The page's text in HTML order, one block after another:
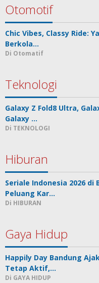
Otomotif
Chic Vibes, Classy Ride:
Berkola…
Di Otomatif
Teknologi
Galaxy Z Fold8 Ultra,
Galaxy …
Di TEKNOLOGI
Hiburan
Seriale Indonesia 2026 di
Peluang Kar…
Di HIBURAN
Gaya Hidup
Happily Day Bandung
Tetap Aktif,…
Di GAYA HIDUP